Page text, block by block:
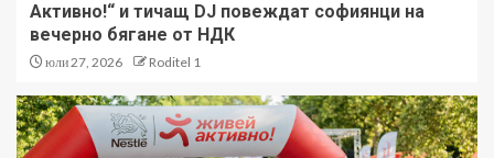
Активно!“ и тичащ DJ повеждат софиянци на
вечерно бягане от НДК
юли 27, 2026 Roditel 1